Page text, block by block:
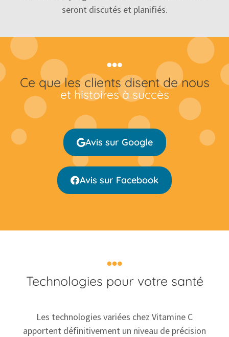
seront discutés et planifiés.
Ce que les clients disent de nous
et histoires à succès
Avis sur Google
Avis sur Facebook
Technologies pour votre santé
Les technologies variées chez Vitamine C
apportent définitivement un niveau de précision